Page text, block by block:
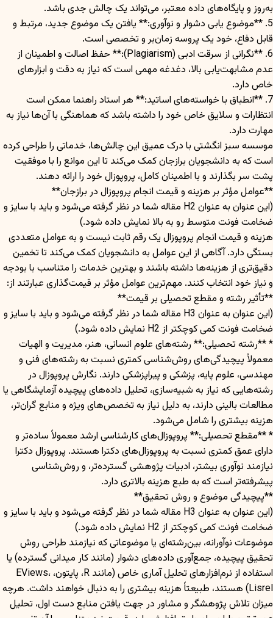
به‌روز و پایگاه‌های داده معتبر، می‌تواند یک چالش جدی باشد.
5. **موضوع‌ یابی دشوار و نوآوری:** یافتن یک موضوع جدید، مرتبط و
قابل دفاع، خود یک پروسه زمان‌بر و تخصصی است.
6. **نگرانی از سرقت ادبی (Plagiarism):** حفظ اصالت و اطمینان از
عدم مشابهت‌یابی بالا، دغدغه مهمی است که نیاز به دقت و ابزارهای
خاص دارد.
7. **انطباق با خواسته‌های اساتید:** هر استاد راهنما ممکن است
انتظارات و سلایق خاص خود را داشته باشد که هماهنگی با آن‌ها نیاز به
مهارت دارد.
موسسه سبز انگشتی با درک عمیق این چالش‌ها، خدماتی را طراحی کرده
است که به دانشجویان برازجان کمک می‌کند تا این موانع را با موفقیت
پشت سر بگذارند و با اطمینان کامل، پروپوزال خود را ارائه دهند.
**عوامل مؤثر بر هزینه و قیمت انجام پروپوزال در برازجان**
(این عنوان به عنوان H2 مقاله شما در نظر گرفته می‌شود و باید با سایز و
ضخامت فونت متوسط رو به بالا نمایش داده شود.)
هزینه و قیمت انجام پروپوزال یک رقم ثابت نیست و به عوامل متعددی
بستگی دارد. آگاهی از این عوامل به دانشجویان کمک می‌کند تا تخمین
دقیق‌تری از هزینه‌ها داشته باشند و بهترین خدمات را متناسب با بودجه
و نیاز خود انتخاب کنند. مهم‌ترین عوامل مؤثر بر قیمت‌گذاری عبارتند از:
**تأثیر رشته و مقطع تحصیلی بر قیمت**
(این عنوان به عنوان H3 مقاله شما در نظر گرفته می‌شود و باید با سایز و
ضخامت فونت کمی کوچکتر از H2 نمایش داده شود.)
* **رشته تحصیلی:** رشته‌های علوم انسانی، هنر، مدیریت و الهیات
معمولاً پیچیدگی‌های روش‌شناسی کمتری نسبت به رشته‌های فنی و
مهندسی، علوم پایه، پزشکی و پیراپزشکی دارند. نگارش پروپوزال در
رشته‌هایی که نیاز به شبیه‌سازی، تحلیل داده‌های پیچیده آزمایشگاهی یا
مطالعات بالینی دارند، به دلیل نیاز به تخصص‌های ویژه و منابع گران‌تر،
هزینه بیشتری را شامل می‌شود.
* **مقطع تحصیلی:** پروپوزال‌های کارشناسی ارشد معمولاً ساده‌تر و
دارای عمق کمتری نسبت به پروپوزال‌های دکترا هستند. پروپوزال دکترا
نیازمند نوآوری بیشتر، ادبیات پژوهشی گسترده‌تر، و روش‌شناسی
پیشرفته‌تر است که به طبع هزینه بالاتری دارد.
**پیچیدگی موضوع و روش تحقیق**
(این عنوان به عنوان H3 مقاله شما در نظر گرفته می‌شود و باید با سایز و
ضخامت فونت کمی کوچکتر از H2 نمایش داده شود.)
موضوعات نوآورانه، بین‌رشته‌ای یا موضوعاتی که نیازمند طراحی روش
تحقیق پیچیده، جمع‌آوری داده‌های دشوار (مانند کار میدانی گسترده) یا
استفاده از نرم‌افزارهای تحلیل آماری خاص (مانند R، پایتون، EViews،
Lisrel) هستند، طبیعتاً هزینه بیشتری را به دنبال خواهند داشت. هرچه
میزان تلاش پژوهشگر و مشاور در جهت یافتن منابع دست اول، تحلیل